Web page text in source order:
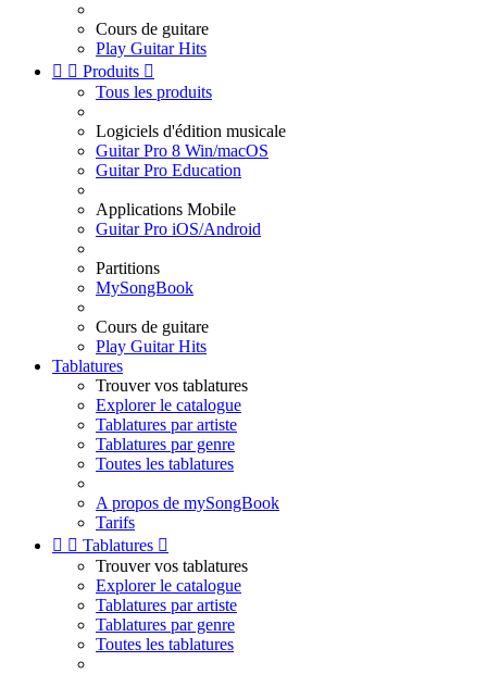
Cours de guitare
Play Guitar Hits
  Produits 
Tous les produits
Logiciels d'édition musicale
Guitar Pro 8 Win/macOS
Guitar Pro Education
Applications Mobile
Guitar Pro iOS/Android
Partitions
MySongBook
Cours de guitare
Play Guitar Hits
Tablatures
Trouver vos tablatures
Explorer le catalogue
Tablatures par artiste
Tablatures par genre
Toutes les tablatures
A propos de mySongBook
Tarifs
  Tablatures 
Trouver vos tablatures
Explorer le catalogue
Tablatures par artiste
Tablatures par genre
Toutes les tablatures